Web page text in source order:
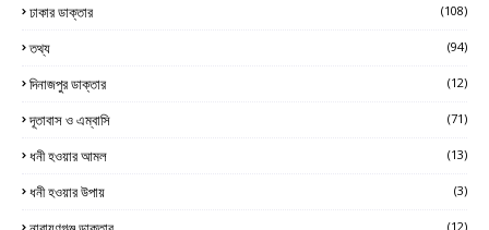
ঢাকার ডাক্তার (108)
তথ্য (94)
দিনাজপুর ডাক্তার (12)
দূতাবাস ও এম্বাসি (71)
ধনী হওয়ার আমল (13)
ধনী হওয়ার উপায় (3)
(12)